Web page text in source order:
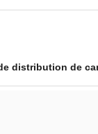
distribution de